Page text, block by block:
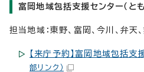
富岡地域包括支援センター（と
担当地域：東野、富岡、今川、弁天
【来庁予約】富岡地域包括支
部リンク）